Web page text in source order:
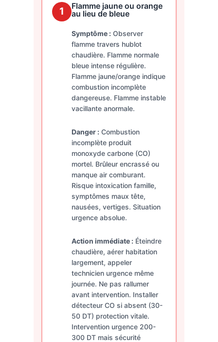
1
Flamme jaune ou orange
au lieu de bleue
Symptôme :Observer
flamme travers hublot
chaudière. Flamme normale
bleue intense régulière.
Flamme jaune/orange indique
combustion incomplète
dangereuse. Flamme instable
vacillante anormale.
Danger :Combustion
incomplète produit
monoxyde carbone (CO)
mortel. Brûleur encrassé ou
manque air comburant.
Risque intoxication famille,
symptômes maux tête,
nausées, vertiges. Situation
urgence absolue.
Action immédiate :Éteindre
chaudière, aérer habitation
largement, appeler
technicien urgence même
journée. Ne pas rallumer
avant intervention. Installer
détecteur CO si absent (30-
50 DT) protection vitale.
Intervention urgence 200-
300 DT mais sécurité